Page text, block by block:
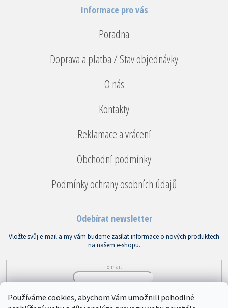
Používáme cookies, abychom Vám umožnili pohodlné
Informace pro vás
Poradna
Doprava a platba / Stav objednávky
O nás
Kontakty
Reklamace a vrácení
Obchodní podmínky
Podmínky ochrany osobních údajů
Odebírat newsletter
Vložte svůj e-mail a my vám budeme zasílat informace o nových produktech
na našem e-shopu.
E-mail